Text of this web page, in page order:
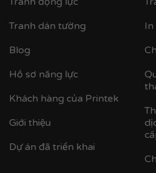
✨Chất liệu khung bền bỉ
Tranh được căng lên
chống cong vênh, ẩm mốc.
Hoàn thiện bằng khung bo
composite cao cấp nâng
Tranh dán tường
Blog
Hồ sơ năng lực
Khách hàng của Printek
Giới thiệu
Dự án đã triển khai
In